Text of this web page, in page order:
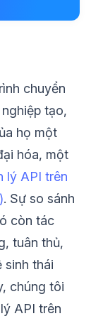
chuyển
tạo,
họ một
hóa, một
lý API trên
. Sự so sánh
còn tác
tuân thủ,
sinh thái
chúng tôi
API trên